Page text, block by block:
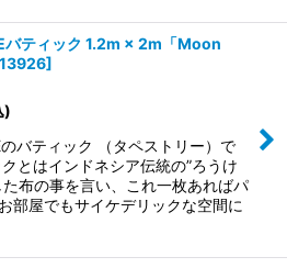
バティック 1.2m × 2m「Moon
13926]
)
のバティック （タペストリー）で
とはインドネシア伝統の”ろうけ
た布の事を言い、これ一枚あればパ
部屋でもサイケデリックな空間に